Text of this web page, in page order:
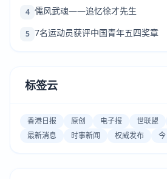
4 儒风武魂——追忆徐才先生
5 7名运动员获评中国青年五四奖章
标签云
香港日报 原创 电子报 世联盟
最新消息
时事新闻 权威发布